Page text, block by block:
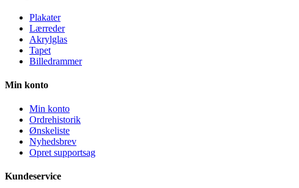
Plakater
Lærreder
Akrylglas
Tapet
Billedrammer
Min konto
Min konto
Ordrehistorik
Ønskeliste
Nyhedsbrev
Opret supportsag
Kundeservice